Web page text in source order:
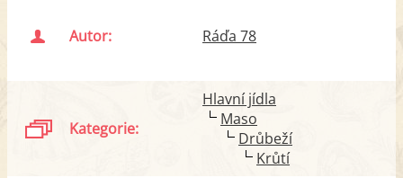
Autor: Ráďa 78
Kategorie:
Hlavní jídla
Maso
Drůbeží
Krůtí